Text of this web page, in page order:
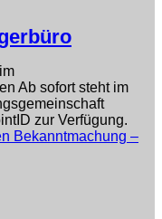
Ab sofort steht im
zur Verfügung.
Bekanntmachung –